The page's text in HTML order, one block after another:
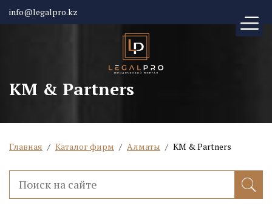
info@legalpro.kz
KM & Partners
Главная / Каталог фирм / Алматы / KM & Partners